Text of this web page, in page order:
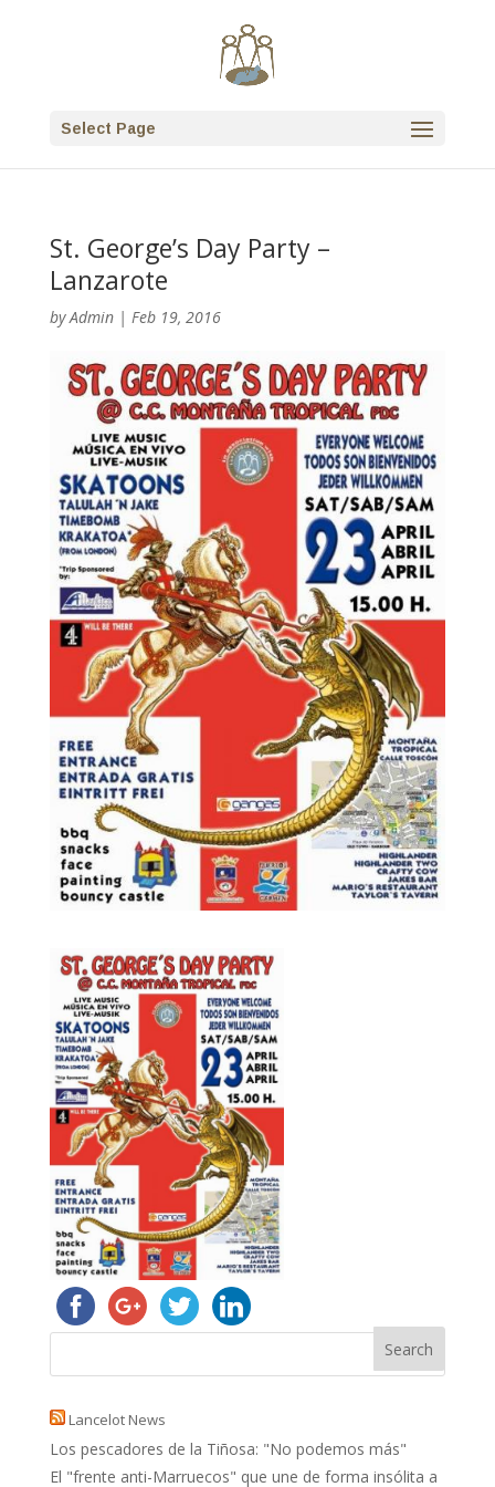
Select Page
St. George’s Day Party –
Lanzarote
byAdmin| Feb 19, 2016
Lancelot News
Los pescadores de la Tiñosa: "No podemos más"
El "frente anti-Marruecos" que une de forma insólita a